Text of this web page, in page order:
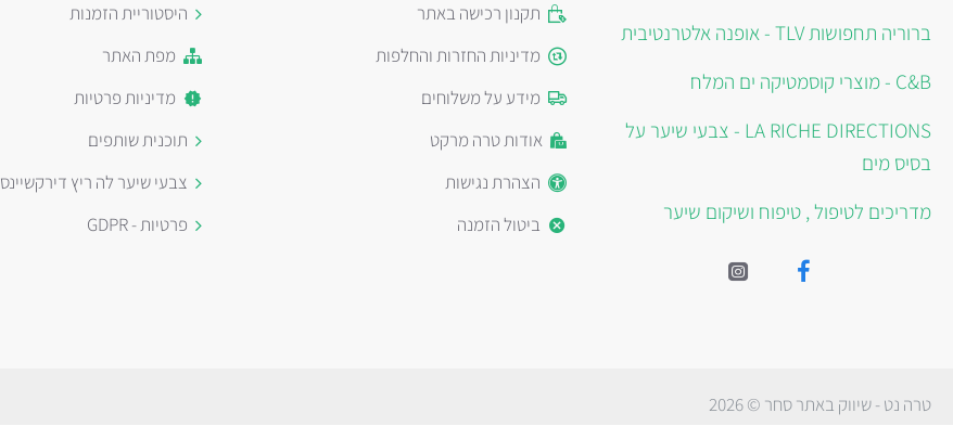
ברוריה תחפושות TLV - אופנה אלטרנטיבית
C&B - מוצרי קוסמטיקה ים המלח
LA RICHE DIRECTIONS - צבעי שיער על
בסיס מים
מדריכים לטיפול , טיפוח ושיקום שיער
תקנון רכישה באתר
מדיניות החזרות והחלפות
מידע על משלוחים
אודות טרה מרקט
הצהרת נגישות
ביטול הזמנה
היסטוריית הזמנות
מפת האתר
מדיניות פרטיות
תוכנית שותפים
צבעי שיער לה ריץ דירקשיינס
פרטיות - GDPR
טרה נט - שיווק באתר סחר © 2026